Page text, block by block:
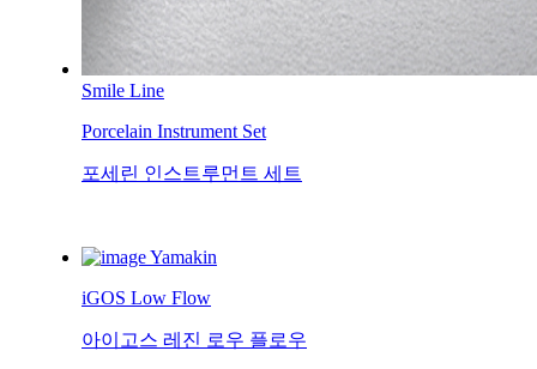
Smile Line
Porcelain Instrument Set
포세린 인스트루먼트 세트
Yamakin
iGOS Low Flow
아이고스 레진 로우 플로우